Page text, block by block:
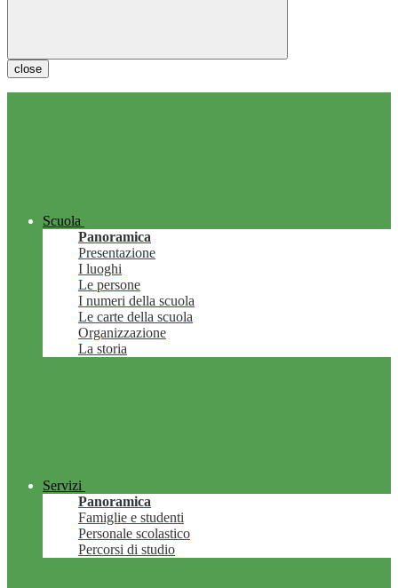
close
Scuola
Panoramica
Presentazione
I luoghi
Le persone
I numeri della scuola
Le carte della scuola
Organizzazione
La storia
Servizi
Panoramica
Famiglie e studenti
Personale scolastico
Percorsi di studio